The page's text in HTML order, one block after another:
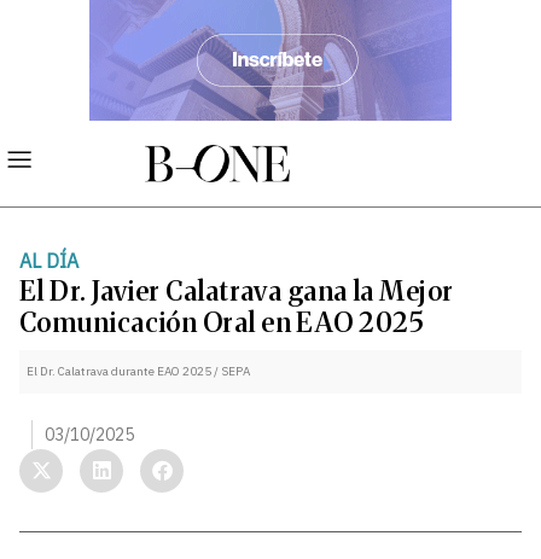
AL DÍA
El Dr. Javier Calatrava gana la Mejor
Comunicación Oral en EAO 2025
El Dr. Calatrava durante EAO 2025 / SEPA
03/10/2025